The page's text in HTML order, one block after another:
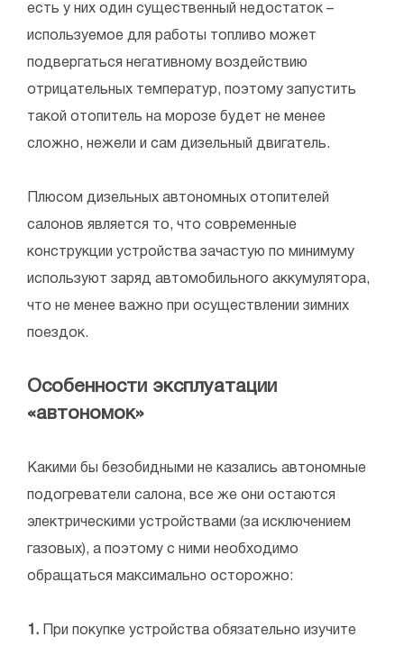
есть у них один существенный недостаток –
используемое для работы топливо может
подвергаться негативному воздействию
отрицательных температур, поэтому запустить
такой отопитель на морозе будет не менее
сложно, нежели и сам дизельный двигатель.
Плюсом дизельных автономных отопителей
салонов является то, что современные
конструкции устройства зачастую по минимуму
используют заряд автомобильного аккумулятора,
что не менее важно при осуществлении зимних
поездок.
Особенности эксплуатации
«автономок»
Какими бы безобидными не казались автономные
подогреватели салона, все же они остаются
электрическими устройствами (за исключением
газовых), а поэтому с ними необходимо
обращаться максимально осторожно:
1. При покупке устройства обязательно изучите